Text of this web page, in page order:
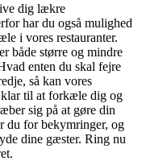
dig lækre
har du også mulighed
i vores restauranter.
både større og mindre
enten du skal fejre
så kan vores
klar til at forkæle dig og
sig på at gøre din
du for bekymringer, og
dine gæster. Ring nu